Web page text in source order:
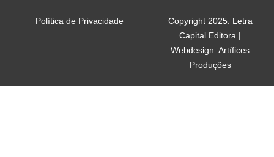
Copyright 2025: Letra
Capital Editora |
Webdesign: Artífices
Produções
Política de Privacidade